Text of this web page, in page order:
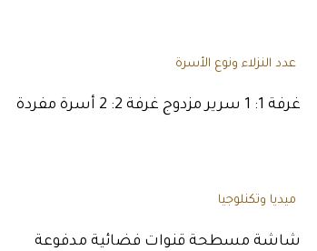
عدد النزلاء ونوع الأسرة
غرفة 1: 1 سرير مزدوج غرفة 2: 2 أسرة مفردة
ميديا وتكنلوجيا
شاشة مسطحة قنوات فضائية مدفوعة